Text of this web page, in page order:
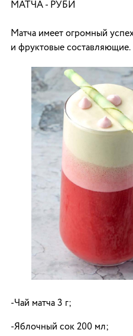
МАТЧА - РУБИ
Матча имеет огромный
и фруктовые
-Чай матча 3 г;
-Яблочный сок 200 мл;